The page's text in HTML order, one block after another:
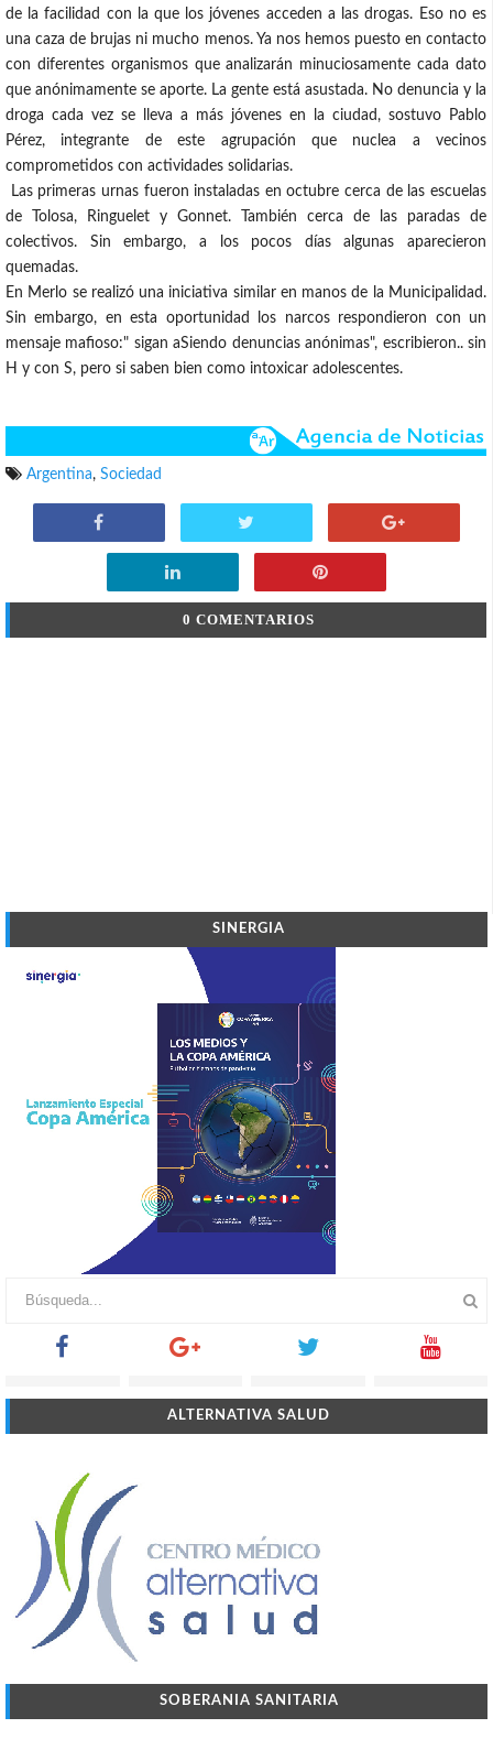
de la facilidad con la que los jóvenes acceden a las drogas. Eso no es
una caza de brujas ni mucho menos. Ya nos hemos puesto en contacto
con diferentes organismos que analizarán minuciosamente cada dato
que anónimamente se aporte. La gente está asustada. No denuncia y la
droga cada vez se lleva a más jóvenes en la ciudad, sostuvo Pablo
Pérez, integrante de este agrupación que nuclea a vecinos
comprometidos con actividades solidarias.
Las primeras urnas fueron instaladas en octubre cerca de las escuelas
de Tolosa, Ringuelet y Gonnet. También cerca de las paradas de
colectivos. Sin embargo, a los pocos días algunas aparecieron
quemadas.
En Merlo se realizó una iniciativa similar en manos de la Municipalidad.
Sin embargo, en esta oportunidad los narcos respondieron con un
mensaje mafioso:" sigan aSiendo denuncias anónimas", escribieron.. sin
H y con S, pero si saben bien como intoxicar adolescentes.
Argentina, Sociedad
0 COMENTARIOS
SINERGIA
ALTERNATIVA SALUD
SOBERANIA SANITARIA